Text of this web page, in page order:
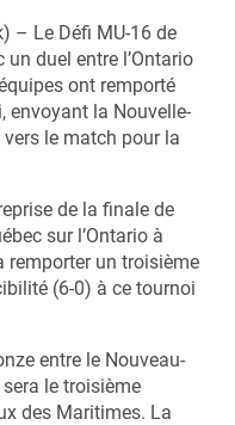
– Le Défi MU-16 de
un duel entre l’Ontario
ont remporté
envoyant la Nouvelle-
le match pour la
de la finale de
sur l’Ontario à
remporter un troisième
(6-0) à ce tournoi
entre le Nouveau-
le troisième
des Maritimes. La